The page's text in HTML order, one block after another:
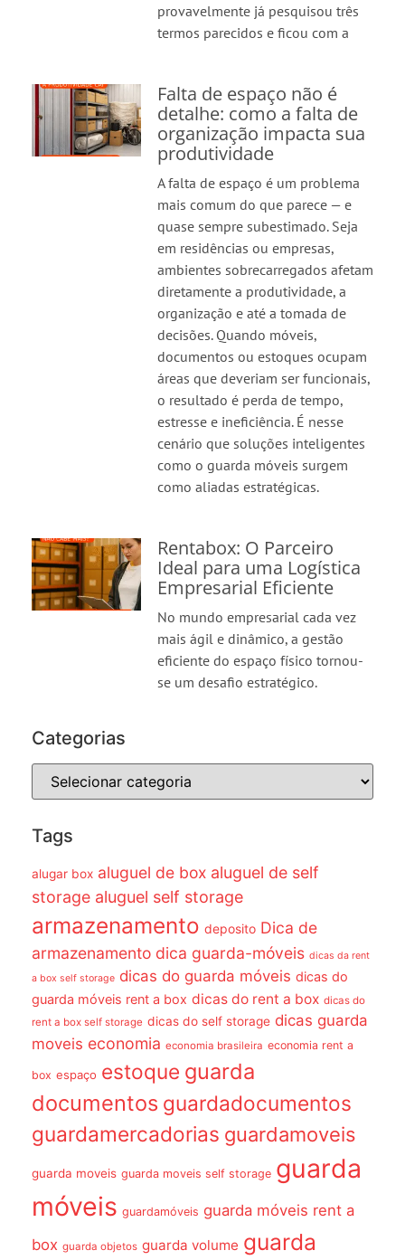
provavelmente já pesquisou três
termos parecidos e ficou com a
Falta de espaço não é
detalhe: como a falta de
organização impacta sua
produtividade
A falta de espaço é um problema
mais comum do que parece — e
quase sempre subestimado. Seja
em residências ou empresas,
ambientes sobrecarregados afetam
diretamente a produtividade, a
organização e até a tomada de
decisões. Quando móveis,
documentos ou estoques ocupam
áreas que deveriam ser funcionais,
o resultado é perda de tempo,
estresse e ineficiência. É nesse
cenário que soluções inteligentes
como o guarda móveis surgem
como aliadas estratégicas.
Rentabox: O Parceiro
Ideal para uma Logística
Empresarial Eficiente
No mundo empresarial cada vez
mais ágil e dinâmico, a gestão
eficiente do espaço físico tornou-
se um desafio estratégico.
Categorias
Tags
alugar box aluguel de box aluguel de self
storage aluguel self storage
armazenamento deposito Dica de
armazenamento dica guarda-móveis dicas da rent
a box self storage dicas do guarda móveis dicas do
guarda móveis rent a box dicas do rent a box dicas do
rent a box self storage dicas do self storage dicas guarda
moveis economia economia brasileira economia rent a
box espaço estoque guarda
documentos guardadocumentos
guardamercadorias guardamoveis
guarda moveis guarda moveis self storage guarda
móveis guardamóveis guarda móveis rent a
box guarda objetos guarda volume guarda